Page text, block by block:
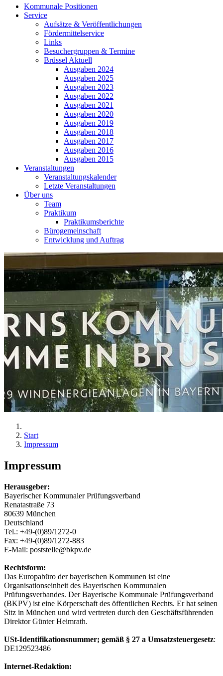
Kommunale Positionen
Service
Aufsätze & Veröffentlichungen
Fördermittelservice
Links
Besuchergruppen & Termine
Brüssel Aktuell
Ausgaben 2024
Ausgaben 2025
Ausgaben 2023
Ausgaben 2022
Ausgaben 2021
Ausgaben 2020
Ausgaben 2019
Ausgaben 2018
Ausgaben 2017
Ausgaben 2016
Ausgaben 2015
Veranstaltungen
Veranstaltungskalender
Letzte Veranstaltungen
Über uns
Team
Praktikum
Praktikumsberichte
Bürogemeinschaft
Entwicklung und Auftrag
Start
Impressum
Impressum
Herausgeber:
Bayerischer Kommunaler Prüfungsverband
Renatastraße 73
80639 München
Deutschland
Tel.: +49-(0)89/1272-0
Fax: +49-(0)89/1272-883
E-Mail: poststelle@bkpv.de
Rechtsform:
Das Europabüro der bayerischen Kommunen ist eine
Organisationseinheit des Bayerischen Kommunalen
Prüfungsverbandes. Der Bayerische Kommunale Prüfungsverband
(BKPV) ist eine Körperschaft des öffentlichen Rechts. Er hat seinen
Sitz in München und wird vertreten durch den Geschäftsführenden
Direktor Günter Heimrath.
USt-Identifikationsnummer; gemäß § 27 a Umsatzsteuergesetz:
DE129523486
Internet-Redaktion: